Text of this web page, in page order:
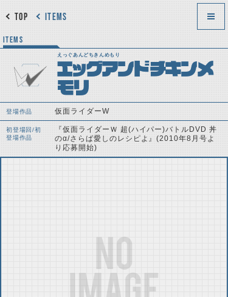
ITEMS
TOP
ITEMS
えっぐあんどちきんめもり
エッグアンドチキンメ
モリ
登場作品 仮面ライダーW
初登場回/初
登場作品
『仮面ライダーＷ 超(ハイパー)バトルDVD 丼
のα/さらば愛しのレシピよ』(2010年8月号よ
り応募開始)